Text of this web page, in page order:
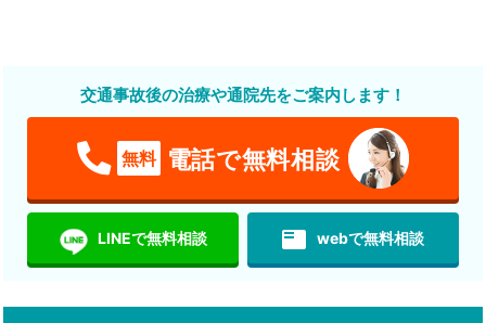
交通事故後の治療や通院先をご案内します！
無料 電話で無料相談
LINEで無料相談 featured_play_list webで無料相談